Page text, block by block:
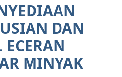
DAN
ECERAN
MINYAK